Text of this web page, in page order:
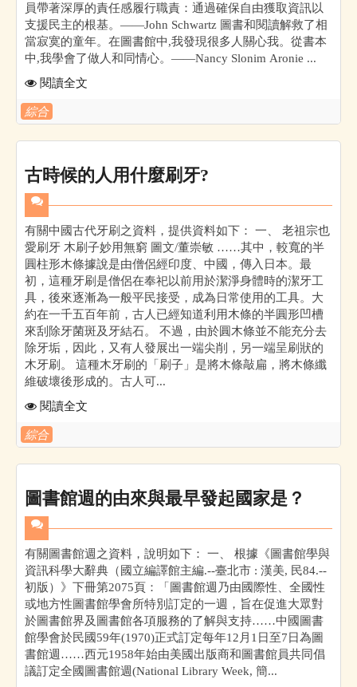
員帶著深厚的責任感履行職責：通過確保自由獲取資訊以
支援民主的根基。——John Schwartz 圖書和閱讀解救了相
當寂寞的童年。在圖書館中,我發現很多人關心我。從書本
中,我學會了做人和同情心。——Nancy Slonim Aronie ...
閱讀全文
綜合
古時候的人用什麼刷牙?
有關中國古代牙刷之資料，提供資料如下： 一、 老祖宗也
愛刷牙 木刷子妙用無窮 圖文/董崇敏 ……其中，較寬的半
圓柱形木條據說是由僧侶經印度、中國，傳入日本。最
初，這種牙刷是僧侶在奉祀以前用於潔淨身體時的潔牙工
具，後來逐漸為一般平民接受，成為日常使用的工具。大
約在一千五百年前，古人已經知道利用木條的半圓形凹槽
來刮除牙菌斑及牙結石。 不過，由於圓木條並不能充分去
除牙垢，因此，又有人發展出一端尖削，另一端呈刷狀的
木牙刷。 這種木牙刷的「刷子」是將木條敲扁，將木條纖
維破壞後形成的。古人可...
閱讀全文
綜合
圖書館週的由來與最早發起國家是？
有關圖書館週之資料，說明如下： 一、 根據《圖書館學與
資訊科學大辭典（國立編譯館主編.--臺北市 : 漢美, 民84.--
初版）》下冊第2075頁：「圖書館週乃由國際性、全國性
或地方性圖書館學會所特別訂定的一週，旨在促進大眾對
於圖書館界及圖書館各項服務的了解與支持……中國圖書
館學會於民國59年(1970)正式訂定每年12月1日至7日為圖
書館週……西元1958年始由美國出版商和圖書館員共同倡
議訂定全國圖書館週(National Library Week, 簡...